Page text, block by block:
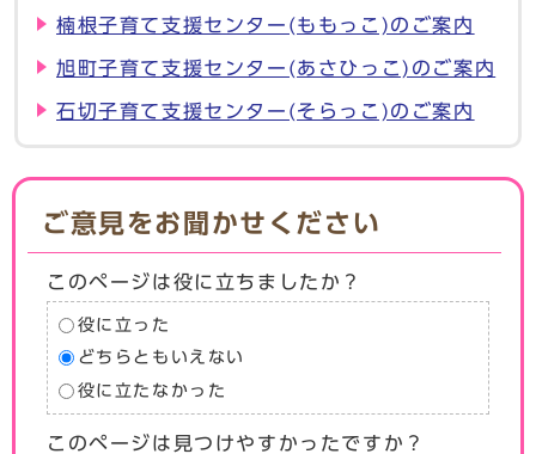
楠根子育て支援センター(ももっこ)のご案内
旭町子育て支援センター(あさひっこ)のご案内
石切子育て支援センター(そらっこ)のご案内
ご意見をお聞かせください
このページは役に立ちましたか？
役に立った
どちらともいえない
役に立たなかった
このページは見つけやすかったですか？